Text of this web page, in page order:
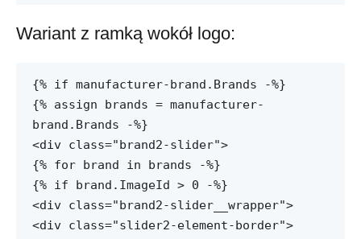
Wariant z ramką wokół logo:
{% if manufacturer-brand.Brands -%}
{% assign brands = manufacturer-
brand.Brands -%}
<div class="brand2-slider">
{% for brand in brands -%}
{% if brand.ImageId > 0 -%}
<div class="brand2-slider__wrapper">
<div class="slider2-element-border">